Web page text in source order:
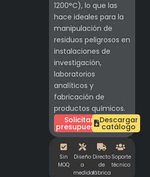
1200°C), lo que las
hace ideales para la
manipulación de
residuos peligrosos en
instalaciones de
investigación,
laboratorios
analíticos y
fabricación de
productos químicos.
Solicitar
presupuesto
Descargar
catálogo
Sin
MOQ
Diseño
a
medida
Directo
de
fábrica
Soporte
técnico